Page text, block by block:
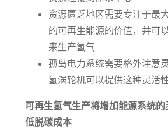
资源匮乏地区需要专注于最
的可再生能源的价值，并可
来生产氢气
孤岛电力系统需要格外注意
氢涡轮机可以提供这种灵活
可再生氢气生产将增加能源系统
低脱碳成本